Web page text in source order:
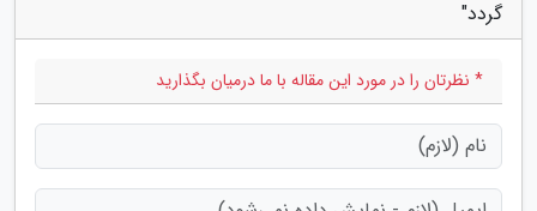
گردد"
* نظرتان را در مورد این مقاله با ما درمیان بگذارید